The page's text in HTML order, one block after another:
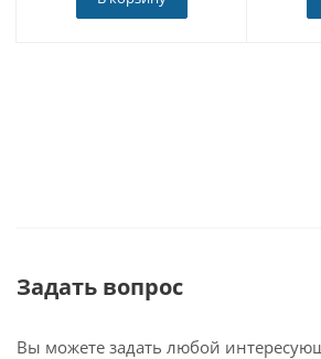
Задать вопрос
Вы можете задать любой